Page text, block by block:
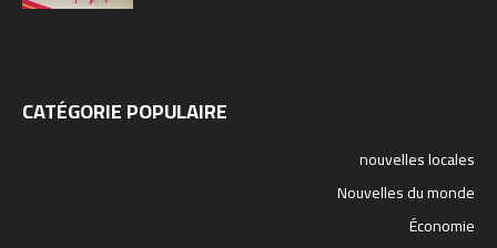
CATÉGORIE POPULAIRE
nouvelles locales
Nouvelles du monde
Économie